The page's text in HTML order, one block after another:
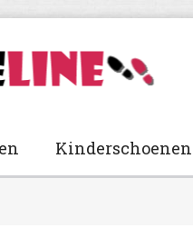
Kinderschoenen